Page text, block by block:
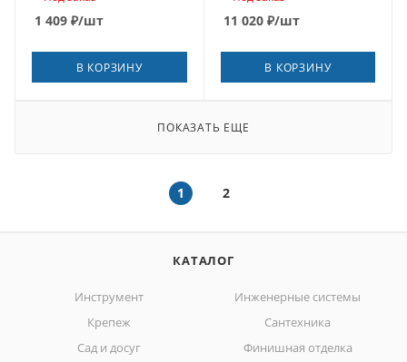
201002)
1 409 ₽/шт
В КОРЗИНУ
11 020₽/шт
В КОРЗИНУ
ПОКАЗАТЬ ЕЩЕ
1 2
КАТАЛОГ
Инструмент
Инженерные системы
Крепеж
Сантехника
Сад и досуг
Финишная отделка